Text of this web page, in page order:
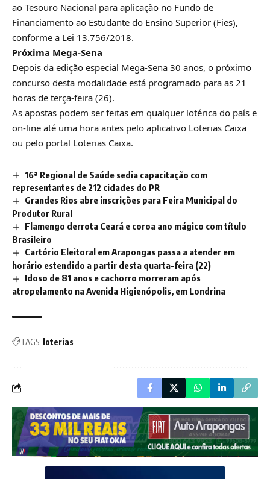
ao Tesouro Nacional para aplicação no Fundo de
Financiamento ao Estudante do Ensino Superior (Fies),
conforme a Lei 13.756/2018.
Próxima Mega-Sena
Depois da edição especial Mega-Sena 30 anos, o próximo
concurso desta modalidade está programado para as 21
horas de terça-feira (26).
As apostas podem ser feitas em qualquer lotérica do país e
on-line até uma hora antes pelo aplicativo Loterias Caixa
ou pelo portal Loterias Caixa.
16ª Regional de Saúde sedia capacitação com
representantes de 212 cidades do PR
Grandes Rios abre inscrições para Feira Municipal do
Produtor Rural
Flamengo derrota Ceará e coroa ano mágico com título
Brasileiro
Cartório Eleitoral em Arapongas passa a atender em
horário estendido a partir desta quarta-feira (22)
Idoso de 81 anos e cachorro morreram após
atropelamento na Avenida Higienópolis, em Londrina
TAGS: loterias